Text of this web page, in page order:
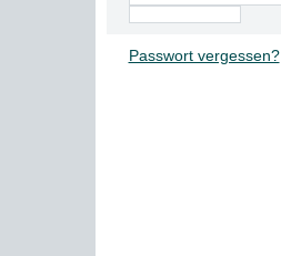
Passwort vergessen?